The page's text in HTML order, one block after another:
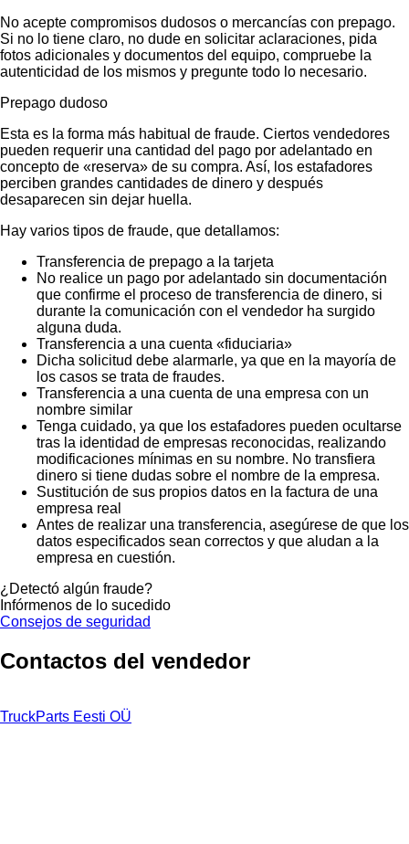
No acepte compromisos dudosos o mercancías con prepago.
Si no lo tiene claro, no dude en solicitar aclaraciones, pida
fotos adicionales y documentos del equipo, compruebe la
autenticidad de los mismos y pregunte todo lo necesario.
Prepago dudoso
Esta es la forma más habitual de fraude. Ciertos vendedores
pueden requerir una cantidad del pago por adelantado en
concepto de «reserva» de su compra. Así, los estafadores
perciben grandes cantidades de dinero y después
desaparecen sin dejar huella.
Hay varios tipos de fraude, que detallamos:
Transferencia de prepago a la tarjeta
No realice un pago por adelantado sin documentación
que confirme el proceso de transferencia de dinero, si
durante la comunicación con el vendedor ha surgido
alguna duda.
Transferencia a una cuenta «fiduciaria»
Dicha solicitud debe alarmarle, ya que en la mayoría de
los casos se trata de fraudes.
Transferencia a una cuenta de una empresa con un
nombre similar
Tenga cuidado, ya que los estafadores pueden ocultarse
tras la identidad de empresas reconocidas, realizando
modificaciones mínimas en su nombre. No transfiera
dinero si tiene dudas sobre el nombre de la empresa.
Sustitución de sus propios datos en la factura de una
empresa real
Antes de realizar una transferencia, asegúrese de que los
datos especificados sean correctos y que aludan a la
empresa en cuestión.
¿Detectó algún fraude?
Infórmenos de lo sucedido
Consejos de seguridad
Contactos del vendedor
TruckParts Eesti OÜ